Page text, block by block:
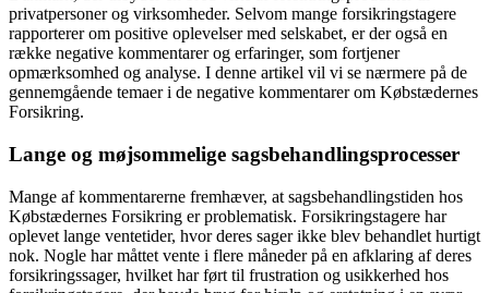
privatpersoner og virksomheder. Selvom mange forsikringstagere
rapporterer om positive oplevelser med selskabet, er der også en
række negative kommentarer og erfaringer, som fortjener
opmærksomhed og analyse. I denne artikel vil vi se nærmere på de
gennemgående temaer i de negative kommentarer om Købstædernes
Forsikring.
Lange og møjsommelige sagsbehandlingsprocesser
Mange af kommentarerne fremhæver, at sagsbehandlingstiden hos
Købstædernes Forsikring er problematisk. Forsikringstagere har
oplevet lange ventetider, hvor deres sager ikke blev behandlet hurtigt
nok. Nogle har måttet vente i flere måneder på en afklaring af deres
forsikringssager, hvilket har ført til frustration og usikkerhed hos